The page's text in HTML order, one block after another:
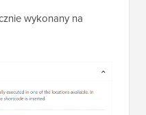
wykonany na